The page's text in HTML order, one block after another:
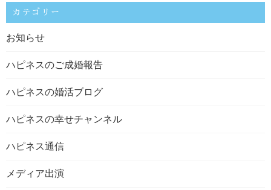
カテゴリー
お知らせ
ハピネスのご成婚報告
ハピネスの婚活ブログ
ハピネスの幸せチャンネル
ハピネス通信
メディア出演